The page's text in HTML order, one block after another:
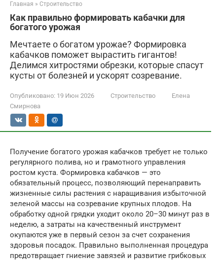
Главная » Строительство
Как правильно формировать кабачки для
богатого урожая
Мечтаете о богатом урожае? Формировка
кабачков поможет вырастить гигантов!
Делимся хитростями обрезки, которые спасут
кусты от болезней и ускорят созревание.
Опубликовано: 19 Июн 2026 Строительство
Елена
Смирнова
Получение богатого урожая кабачков требует не только
регулярного полива, но и грамотного управления
ростом куста. Формировка кабачков — это
обязательный процесс, позволяющий перенаправить
жизненные силы растения с наращивания избыточной
зеленой массы на созревание крупных плодов. На
обработку одной грядки уходит около 20–30 минут раз в
неделю, а затраты на качественный инструмент
окупаются уже в первый сезон за счет сохранения
здоровья посадок. Правильно выполненная процедура
предотвращает гниение завязей и развитие грибковых